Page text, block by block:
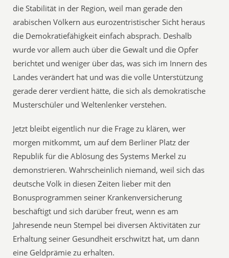
die Stabilität in der Region, weil man gerade den
arabischen Völkern aus eurozentristischer Sicht heraus
die Demokratiefähigkeit einfach absprach. Deshalb
wurde vor allem auch über die Gewalt und die Opfer
berichtet und weniger über das, was sich im Innern des
Landes verändert hat und was die volle Unterstützung
gerade derer verdient hätte, die sich als demokratische
Musterschüler und Weltenlenker verstehen.
Jetzt bleibt eigentlich nur die Frage zu klären, wer
morgen mitkommt, um auf dem Berliner Platz der
Republik für die Ablösung des Systems Merkel zu
demonstrieren. Wahrscheinlich niemand, weil sich das
deutsche Volk in diesen Zeiten lieber mit den
Bonusprogrammen seiner Krankenversicherung
beschäftigt und sich darüber freut, wenn es am
Jahresende neun Stempel bei diversen Aktivitäten zur
Erhaltung seiner Gesundheit erschwitzt hat, um dann
eine Geldprämie zu erhalten.